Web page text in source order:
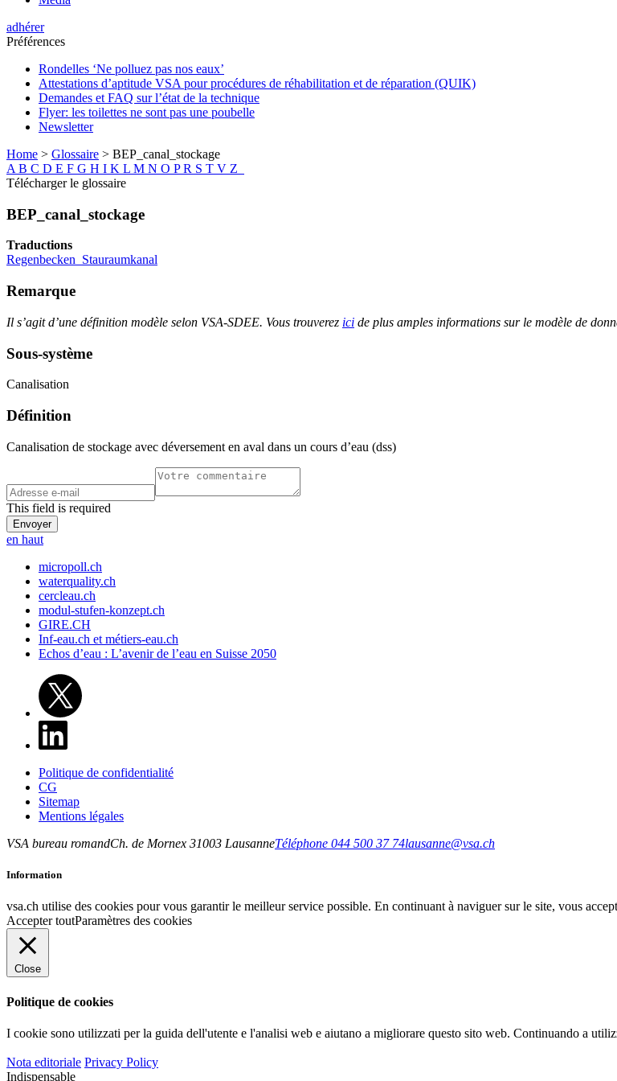
adhérer
Préférences
Rondelles ‘Ne polluez pas nos eaux’
Attestations d’aptitude VSA pour procédures de réhabilitation et de réparation (QUIK)
Demandes et FAQ sur l’état de la technique
Flyer: les toilettes ne sont pas une poubelle
Newsletter
Home > Glossaire > BEP_canal_stockage
A B C D E F G H I K L M N O PR S T V Z
Télécharger le glossaire
BEP_canal_stockage
Traductions
Regenbecken_Stauraumkanal
Remarque
Il s’agit d’une définition modèle selon VSA-SDEE. Vous trouverez ici de plus amples informations sur le modèle de
Sous-système
Canalisation
Définition
Canalisation de stockage avec déversement en aval dans un cours d’eau (dss)
This field is required
en haut
micropoll.ch
waterquality.ch
cercleau.ch
modul-stufen-konzept.ch
GIRE.CH
Inf-eau.ch et métiers-eau.ch
Echos d’eau : L’avenir de l’eau en Suisse 2050
Politique de confidentialité
CG
Sitemap
Mentions légales
VSA bureau romandCh. de Mornex 31003 LausanneTéléphone 044 500 37 74lausanne@vsa.ch
Information
vsa.ch utilise des cookies pour vous garantir le meilleur service possible. En continuant à naviguer sur le site, vous
Accepter toutParamètres des cookies
Close
Politique de cookies
I cookie sono utilizzati per la guida dell'utente e l'analisi web e aiutano a migliorare questo sito web. Continuando a
Nota editoriale Privacy Policy
Indispensable